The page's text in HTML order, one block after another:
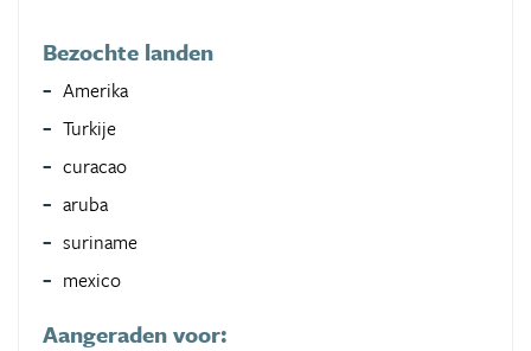
Bezochte landen
Amerika
Turkije
curacao
aruba
suriname
mexico
Aangeraden voor: